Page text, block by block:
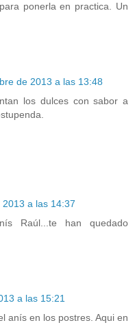
ponerla en practica. Un
de 2013 a las 13:48
los dulces con sabor a
a las 14:37
Raúl...te han quedado
a las 15:21
anís en los postres. Aqui en